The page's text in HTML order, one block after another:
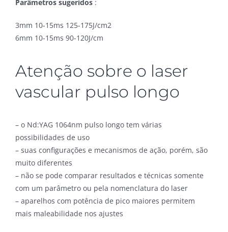
Parâmetros sugeridos :
3mm 10-15ms 125-175J/cm2
6mm 10-15ms 90-120J/cm
Atenção sobre o laser
vascular pulso longo
– o Nd:YAG 1064nm pulso longo tem várias
possibilidades de uso
– suas configurações e mecanismos de ação, porém, são
muito diferentes
– não se pode comparar resultados e técnicas somente
com um parâmetro ou pela nomenclatura do laser
– aparelhos com potência de pico maiores permitem
mais maleabilidade nos ajustes